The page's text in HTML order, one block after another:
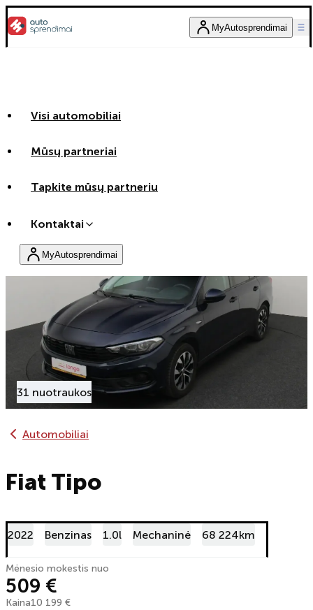
MyAutosprendimai
Visi automobiliai
Mūsų partneriai
Tapkite mūsų partneriu
Kontaktai
MyAutosprendimai
31 nuotraukos
Automobiliai
Fiat Tipo
2022 Benzinas 1.0l Mechaninė 68 224km
Mėnesio mokestis nuo
509 €
Kaina10 199 €